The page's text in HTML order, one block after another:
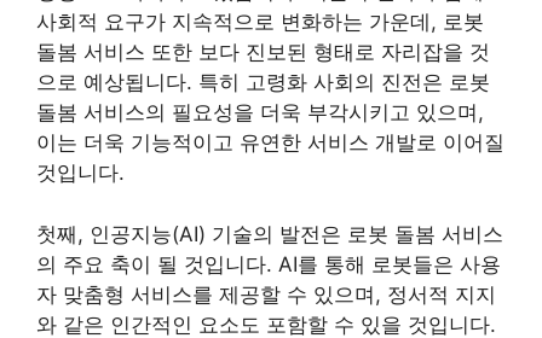
사회적 요구가 지속적으로 변화하는 가운데, 로봇
돌봄 서비스 또한 보다 진보된 형태로 자리잡을 것
으로 예상됩니다. 특히 고령화 사회의 진전은 로봇
돌봄 서비스의 필요성을 더욱 부각시키고 있으며,
이는 더욱 기능적이고 유연한 서비스 개발로 이어질
것입니다.
첫째, 인공지능(AI) 기술의 발전은 로봇 돌봄 서비스
의 주요 축이 될 것입니다. AI를 통해 로봇들은 사용
자 맞춤형 서비스를 제공할 수 있으며, 정서적 지지
와 같은 인간적인 요소도 포함할 수 있을 것입니다.